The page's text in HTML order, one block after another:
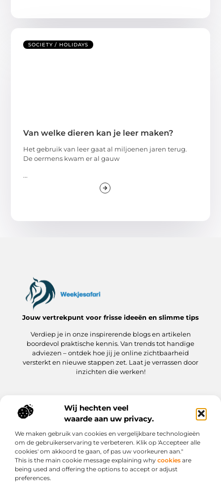
Wij hechten veel
waarde aan uw privacy.
We maken gebruik van cookies en vergelijkbare technologieën
om de gebruikerservaring te verbeteren. Klik op 'Accepteer alle
cookies' om akkoord te gaan, of pas uw voorkeuren aan."
This is the main cookie message explaining why cookies are
being used and offering the options to accept or adjust
preferences.
SOCIETY / HOLIDAYS
Van welke dieren kan je leer maken?
Het gebruik van leer gaat al miljoenen jaren terug.
De oermens kwam er al gauw
...
Jouw vertrekpunt voor frisse ideeën en slimme tips
Verdiep je in onze inspirerende blogs en artikelen
boordevol praktische kennis. Van trends tot handige
adviezen – ontdek hoe jij je online zichtbaarheid
versterkt en nieuwe stappen zet. Laat je verrassen door
inzichten die werken!
Onze informatie
Bericht categorie